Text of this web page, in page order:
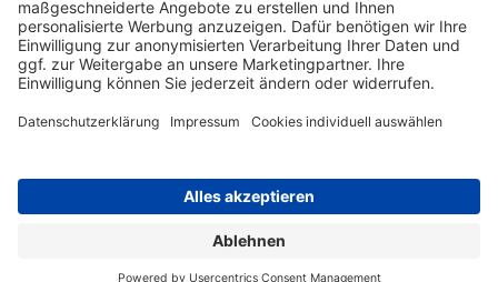
Smartphone? Dann sind Sie bei Druckerzubehoer.de genau
richtig! Unser breites Sortiment bietet unter anderem Tinte
und Toner für alle gängigen Druckermodelle – großer sowie
kleiner Hersteller. Zugleich sind wir Ihr Online Fachhandel für
einrichten, die Werkstatt ausstatten oder den Alltag mit
was Ihren Arbeitsplatz noch komfortabler macht, finden Sie
bei uns auch Bastelspaß, Schulbedarf, Beleuchtung,
für die ganze Familie. Entdecken Sie günstige Angebote und
allerlei Ideen auf Druckerzubehoer.de!